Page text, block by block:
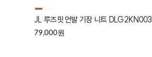
JL 루즈핏 언발 기장 니트 DLG2KN003
79,000원